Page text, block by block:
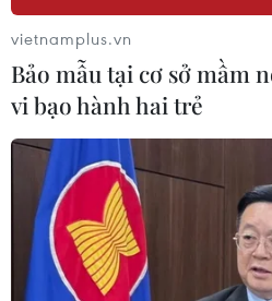
Nhạc sỹ
đầu của nền âm nhạc
10/12/2022 08:02
Nhạc sỹ Đỗ Nhuận là một
nền âm nhạc cách mạng Việt
gây ấn tượng mạnh mẽ và có
vietnamplus.vn
Bảo mẫu tại cơ sở mầm
vi bạo hành hai trẻ